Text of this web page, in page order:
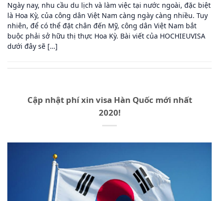
Ngày nay, nhu cầu du lịch và làm việc tại nước ngoài, đặc biệt
là Hoa Kỳ, của công dân Việt Nam càng ngày càng nhiều. Tuy
nhiên, để có thể đặt chân đến Mỹ, công dân Việt Nam bắt
buộc phải sở hữu thị thực Hoa Kỳ. Bài viết của HOCHIEUVISA
dưới đây sẽ […]
Cập nhật phí xin visa Hàn Quốc mới nhất
2020!